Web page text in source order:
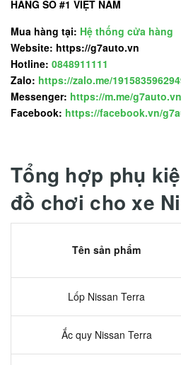
HÃNG SỐ #1 VIỆT NAM
Mua hàng tại: Hệ thống cửa hàng
Website: https://g7auto.vn
Hotline: 0848911111
Zalo: https://zalo.me/
Messenger: https://m.me/g7auto.vn
Facebook: https://facebook.vn/
Tổng hợp phụ
đồ chơi cho xe
Tên sản phẩm
Lốp Nissan Terra
Ắc quy Nissan Terra